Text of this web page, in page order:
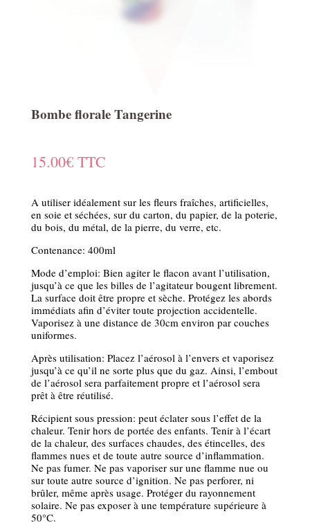
Bombe florale Tangerine
15.00€ TTC
A utiliser idéalement sur les fleurs fraîches, artificielles,
en soie et séchées, sur du carton, du papier, de la poterie,
du bois, du métal, de la pierre, du verre, etc.
Contenance: 400ml
Mode d’emploi: Bien agiter le flacon avant l’utilisation,
jusqu’à ce que les billes de l’agitateur bougent librement.
La surface doit être propre et sèche. Protégez les abords
immédiats afin d’éviter toute projection accidentelle.
Vaporisez à une distance de 30cm environ par couches
uniformes.
Après utilisation: Placez l’aérosol à l’envers et vaporisez
jusqu’à ce qu’il ne sorte plus que du gaz. Ainsi, l’embout
de l’aérosol sera parfaitement propre et l’aérosol sera
prêt à être réutilisé.
Récipient sous pression: peut éclater sous l’effet de la
chaleur. Tenir hors de portée des enfants. Tenir à l’écart
de la chaleur, des surfaces chaudes, des étincelles, des
flammes nues et de toute autre source d’inflammation.
Ne pas fumer. Ne pas vaporiser sur une flamme nue ou
sur toute autre source d’ignition. Ne pas perforer, ni
brûler, même après usage. Protéger du rayonnement
solaire. Ne pas exposer à une température supérieure à
50°C.